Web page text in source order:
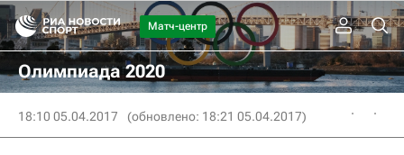
Матч-центр
Олимпиада 2020
18:10 05.04.2017 (обновлено: 18:21 05.04.2017)